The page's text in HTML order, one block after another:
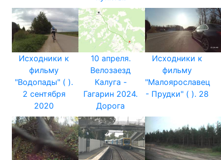
Исходники к
фильму
"Водопады" ( ).
2 сентября
2020
10 апреля.
Велозаезд
Калуга -
Гагарин 2024.
Дорога
Исходники к
фильму
"Малоярославец
- Прудки" ( ). 28